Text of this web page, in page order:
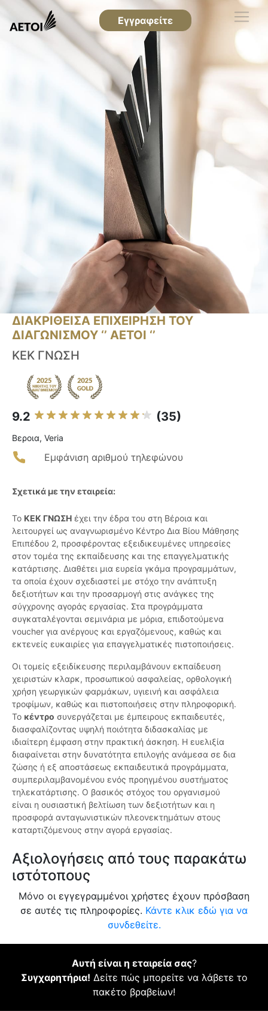
Εγγραφείτε
ΔΙΑΚΡΙΘΕΙΣΑ ΕΠΙΧΕΙΡΗΣΗ ΤΟΥ
ΔΙΑΓΩΝΙΣΜΟΥ ‘’ ΑΕΤΟΙ ‘’
ΚΕΚ ΓΝΩΣΗ
9.2 (35)
Βεροια, Veria
Εμφάνιση αριθμού τηλεφώνου
Σχετικά με την εταιρεία:
Το ΚΕΚ ΓΝΩΣΗ έχει την έδρα του στη Βέροια και
λειτουργεί ως αναγνωρισμένο Κέντρο Δια Βίου Μάθησης
Επιπέδου 2, προσφέροντας εξειδικευμένες υπηρεσίες
στον τομέα της εκπαίδευσης και της επαγγελματικής
κατάρτισης. Διαθέτει μια ευρεία γκάμα προγραμμάτων,
τα οποία έχουν σχεδιαστεί με στόχο την ανάπτυξη
δεξιοτήτων και την προσαρμογή στις ανάγκες της
σύγχρονης αγοράς εργασίας. Στα προγράμματα
συγκαταλέγονται σεμινάρια με μόρια, επιδοτούμενα
voucher για ανέργους και εργαζόμενους, καθώς και
εκτενείς ευκαιρίες για επαγγελματικές πιστοποιήσεις.
Οι τομείς εξειδίκευσης περιλαμβάνουν εκπαίδευση
χειριστών κλαρκ, προσωπικού ασφαλείας, ορθολογική
χρήση γεωργικών φαρμάκων, υγιεινή και ασφάλεια
τροφίμων, καθώς και πιστοποιήσεις στην πληροφορική.
Το κέντρο συνεργάζεται με έμπειρους εκπαιδευτές,
διασφαλίζοντας υψηλή ποιότητα διδασκαλίας με
ιδιαίτερη έμφαση στην πρακτική άσκηση. Η ευελιξία
διαφαίνεται στην δυνατότητα επιλογής ανάμεσα σε δια
ζώσης ή εξ αποστάσεως εκπαιδευτικά προγράμματα,
συμπεριλαμβανομένου ενός προηγμένου συστήματος
τηλεκατάρτισης. Ο βασικός στόχος του οργανισμού
είναι η ουσιαστική βελτίωση των δεξιοτήτων και η
προσφορά ανταγωνιστικών πλεονεκτημάτων στους
καταρτιζόμενους στην αγορά εργασίας.
Αξιολογήσεις από τους παρακάτω
ιστότοπους
Μόνο οι εγγεγραμμένοι χρήστες έχουν πρόσβαση
σε αυτές τις πληροφορίες. Κάντε κλικ εδώ για να
συνδεθείτε.
Αυτή είναι η εταιρεία σας?
Συγχαρητήρια! Δείτε πώς μπορείτε να λάβετε το
πακέτο βραβείων!